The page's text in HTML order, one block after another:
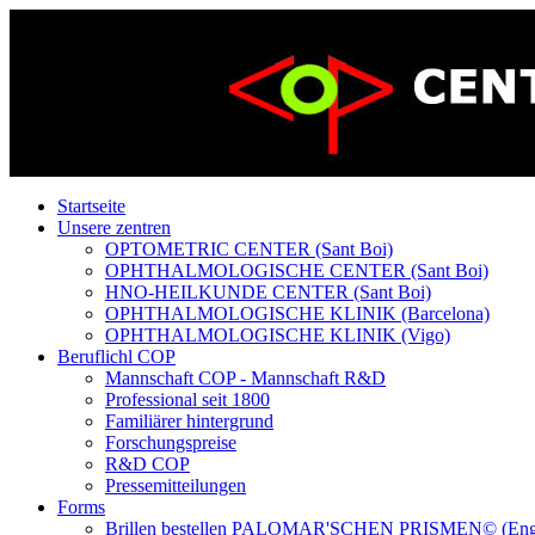
Startseite
Unsere zentren
OPTOMETRIC CENTER (Sant Boi)
OPHTHALMOLOGISCHE CENTER (Sant Boi)
HNO-HEILKUNDE CENTER (Sant Boi)
OPHTHALMOLOGISCHE KLINIK (Barcelona)
OPHTHALMOLOGISCHE KLINIK (Vigo)
Beruflichl COP
Mannschaft COP - Mannschaft R&D
Professional seit 1800
Familiärer hintergrund
Forschungspreise
R&D COP
Pressemitteilungen
Forms
Brillen bestellen PALOMAR'SCHEN PRISMEN©